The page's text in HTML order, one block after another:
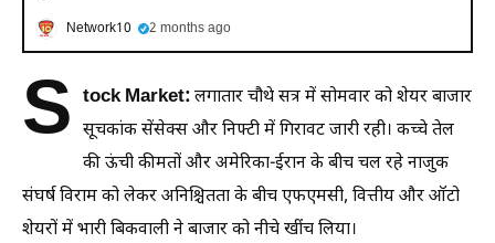
Network10 2 months ago
S tock Market:लगातार चौथे सत्र में सोमवार को शेयर बाजार
सूचकांक सेंसेक्स और निफ्टी में गिरावट जारी रही। कच्चे तेल
की ऊंची कीमतों और अमेरिका-ईरान के बीच चल रहे नाजुक
संघर्ष विराम को लेकर अनिश्चितता के बीच एफएमसी, वित्तीय और ऑटो
शेयरों में भारी बिकवाली ने बाजार को नीचे खींच लिया।